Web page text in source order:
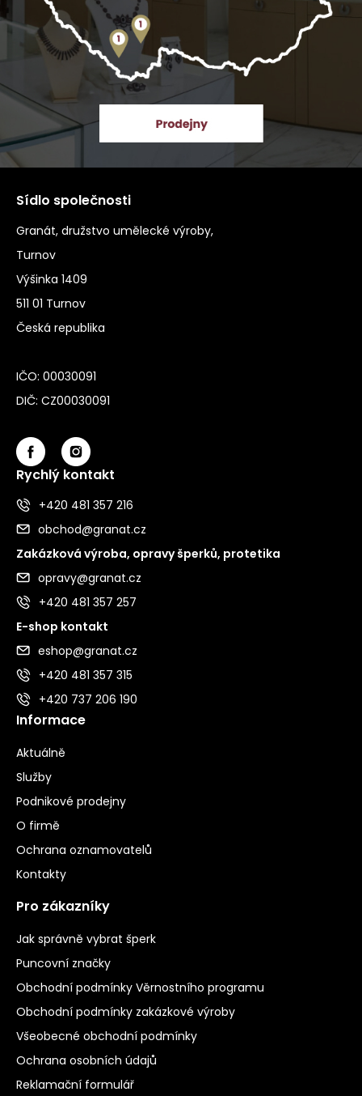
Sídlo společnosti
Granát, družstvo umělecké výroby,
Turnov
Výšinka 1409
511 01 Turnov
Česká republika
IČO: 00030091
DIČ: CZ00030091
Rychlý kontakt
+420 481 357 216
obchod@granat.cz
Zakázková výroba, opravy šperků, protetika
opravy@granat.cz
+420 481 357 257
E-shop kontakt
eshop@granat.cz
+420 481 357 315
+420 737 206 190
Informace
Aktuálně
Služby
Podnikové prodejny
O firmě
Ochrana oznamovatelů
Kontakty
Pro zákazníky
Jak správně vybrat šperk
Puncovní značky
Obchodní podmínky Věrnostního programu
Obchodní podmínky zakázkové výroby
Všeobecné obchodní podmínky
Ochrana osobních údajů
Reklamační formulář